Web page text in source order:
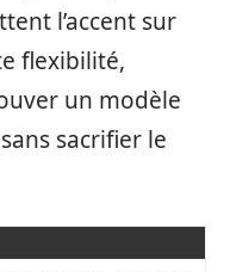
l’accent sur
flexibilité,
un modèle
sacrifier le